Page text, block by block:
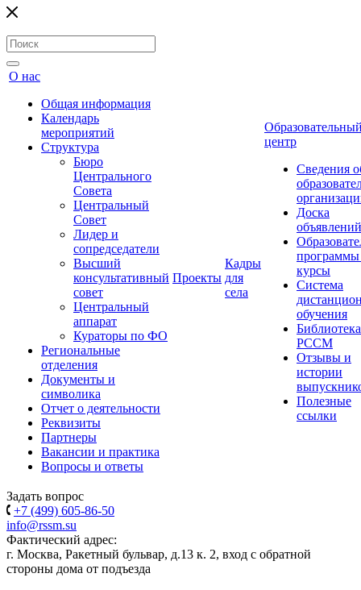
О нас
Общая информация
Календарь
мероприятий
Структура
Бюро
Центрального
Совета
Центральный
Совет
Лидер и
сопредседатели
Высший
консультативный
совет
Центральный
аппарат
Кураторы по ФО
Региональные
отделения
Документы и
символика
Отчет о деятельности
Реквизиты
Партнеры
Вакансии и практика
Вопросы и ответы
Проекты
Кадры
для
села
центр
Сведения
Доска
объявлений
курсы
Система
обучения
Библиотека
РССМ
Отзывы и
истории
Полезные
ссылки
Задать вопрос
+7 (499) 605-86-50
info@rssm.su
Фактический адрес:
г. Москва, Ракетный бульвар, д.13 к. 2, вход с обратной
стороны дома от подъезда